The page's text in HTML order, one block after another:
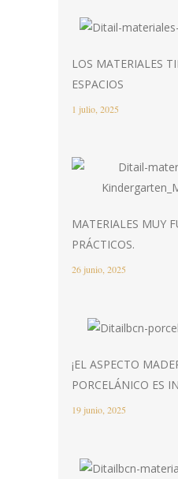
LOS MATERIALES
ESPACIOS
1 julio, 2025
MATERIALES MUY
PRÁCTICOS.
26 junio, 2025
¡EL ASPECTO
PORCELÁNICO ES
19 junio, 2025